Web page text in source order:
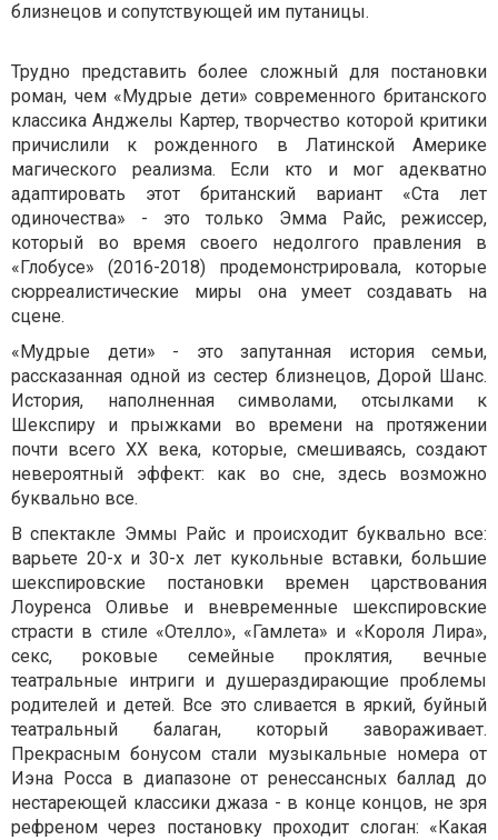
близнецов и сопутствующей им путаницы.
Трудно представить более сложный для постановки
роман, чем «Мудрые дети» современного британского
классика Анджелы Картер, творчество которой критики
причислили к рожденного в Латинской Америке
магического реализма. Если кто и мог адекватно
адаптировать этот британский вариант «Ста лет
одиночества» - это только Эмма Райс, режиссер,
который во время своего недолгого правления в
«Глобусе» (2016-2018) продемонстрировала, которые
сюрреалистические миры она умеет создавать на
сцене.
«Мудрые дети» - это запутанная история семьи,
рассказанная одной из сестер близнецов, Дорой Шанс.
История, наполненная символами, отсылками к
Шекспиру и прыжками во времени на протяжении
почти всего XX века, которые, смешиваясь, создают
невероятный эффект: как во сне, здесь возможно
буквально все.
В спектакле Эммы Райс и происходит буквально все:
варьете 20-х и 30-х лет кукольные вставки, большие
шекспировские постановки времен царствования
Лоуренса Оливье и вневременные шекспировские
страсти в стиле «Отелло», «Гамлета» и «Короля Лира»,
секс, роковые семейные проклятия, вечные
театральные интриги и душераздирающие проблемы
родителей и детей. Все это сливается в яркий, буйный
театральный балаган, который завораживает.
Прекрасным бонусом стали музыкальные номера от
Иэна Росса в диапазоне от ренессансных баллад до
нестареющей классики джаза - в конце концов, не зря
рефреном через постановку проходит слоган: «Какая